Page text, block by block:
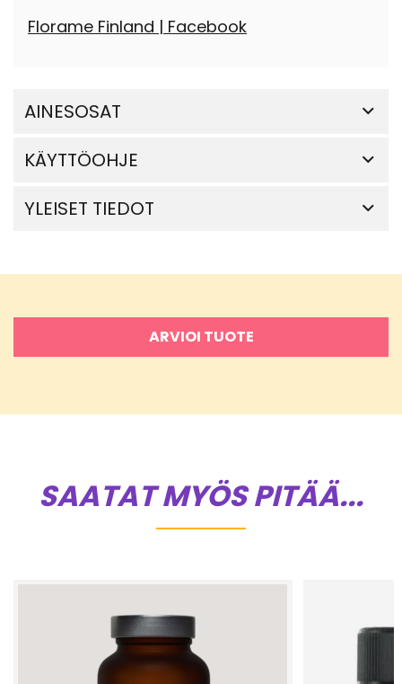
Florame Finland | Facebook
AINESOSAT
KÄYTTÖOHJE
YLEISET TIEDOT
ARVIOI TUOTE
SAATAT MYÖS PITÄÄ...